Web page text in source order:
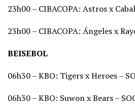
23h00 – CIBACOPA: Astros x
23h00 – CIBACOPA: Ángeles x
BEISEBOL
06h30 – KBO: Tigers x Heroes –
06h30 – KBO: Suwon x Bears –